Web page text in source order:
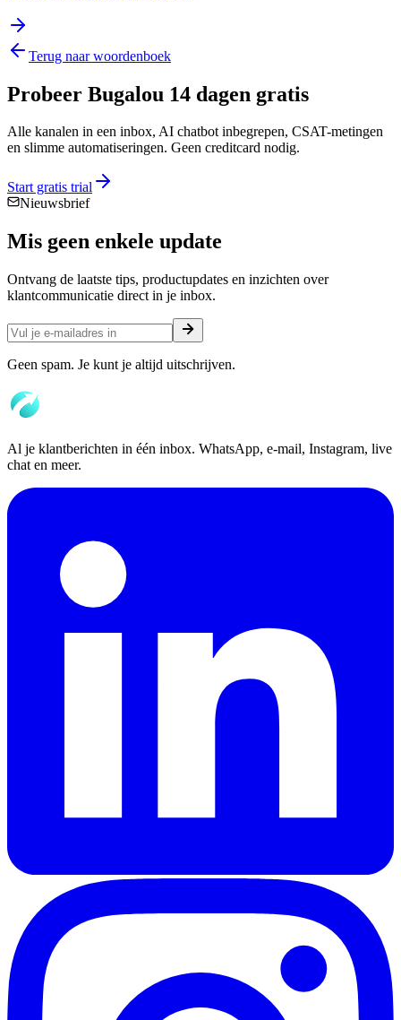
Terug naar woordenboek
Probeer Bugalou 14 dagen gratis
Alle kanalen in een inbox, AI chatbot inbegrepen, CSAT-metingen
en slimme automatiseringen. Geen creditcard nodig.
Start gratis trial
Nieuwsbrief
Mis geen enkele update
Ontvang de laatste tips, productupdates en inzichten over
klantcommunicatie direct in je inbox.
Geen spam. Je kunt je altijd uitschrijven.
Al je klantberichten in één inbox. WhatsApp, e-mail, Instagram, live
chat en meer.